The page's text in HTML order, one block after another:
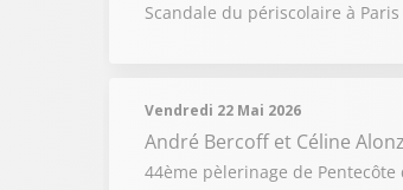
Scandale du périscolaire à
Vendredi 22 Mai 2026
André Bercoff et Céline
44ème pèlerinage de